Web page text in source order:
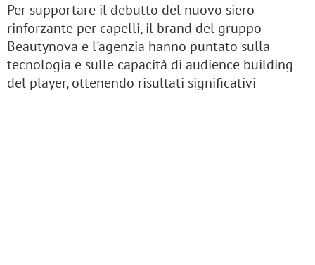
Per supportare il debutto del nuovo siero
rinforzante per capelli, il brand del gruppo
Beautynova e l'agenzia hanno puntato sulla
tecnologia e sulle capacità di audience building
del player, ottenendo risultati significativi